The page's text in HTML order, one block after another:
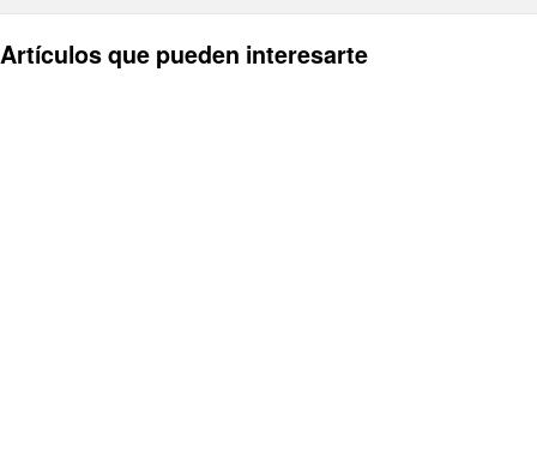
Artículos que pueden interesarte